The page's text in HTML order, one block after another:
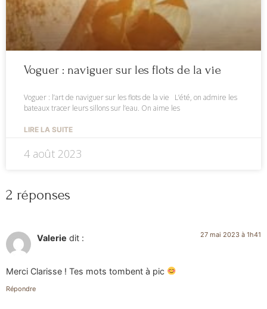
Voguer : naviguer sur les flots de la vie
Voguer : l’art de naviguer sur les flots de la vie L’été, on admire les
bateaux tracer leurs sillons sur l’eau. On aime les
LIRE LA SUITE
4 août 2023
2 réponses
Valerie dit : 27 mai 2023 à 1h41
Merci Clarisse ! Tes mots tombent à pic
Répondre